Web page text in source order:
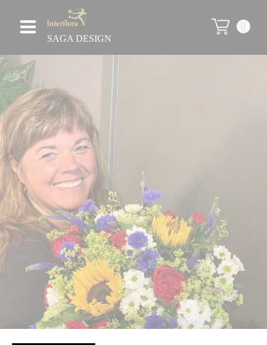
SAGA DESIGN
0